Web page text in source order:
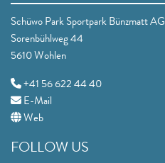
Schüwo Park Sportpark Bünzmatt AG
Sorenbühlweg 44
5610 Wohlen
+41 56 622 44 40
E-Mail
Web
FOLLOW US